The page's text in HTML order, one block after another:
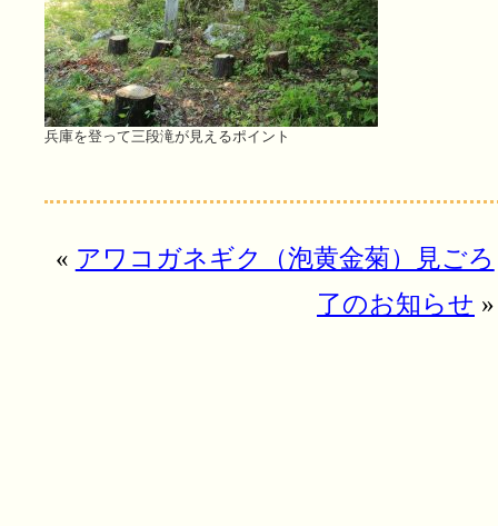
兵庫を登って三段滝が見えるポイント
« アワコガネギク（泡黄金菊）見ごろ
了のお知らせ »